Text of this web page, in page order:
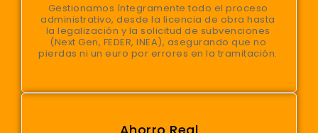
Gestionamos íntegramente todo el proceso
administrativo, desde la licencia de obra hasta
la legalización y la solicitud de subvenciones
(Next Gen, FEDER, INEA), asegurando que no
pierdas ni un euro por errores en la tramitación.